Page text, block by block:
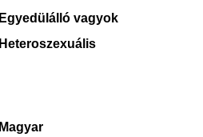
Egyedülálló vagyok
Heteroszexuális
Magyar